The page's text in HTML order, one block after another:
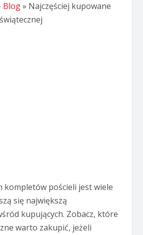
Blog» Najczęściej kupowane
kompletów pościeli jest wiele
się największą
kupujących. Zobacz, które
warto zakupić, jeżeli